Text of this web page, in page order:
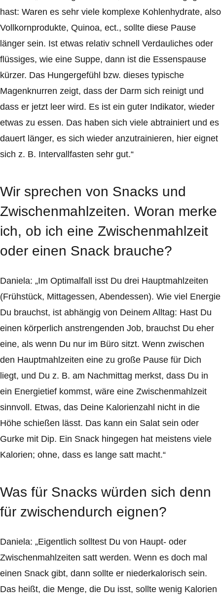
hast: Waren es sehr viele komplexe Kohlenhydrate, also
Vollkornprodukte, Quinoa, ect., sollte diese Pause
länger sein. Ist etwas relativ schnell Verdauliches oder
flüssiges, wie eine Suppe, dann ist die Essenspause
kürzer. Das Hungergefühl bzw. dieses typische
Magenknurren zeigt, dass der Darm sich reinigt und
dass er jetzt leer wird. Es ist ein guter Indikator, wieder
etwas zu essen. Das haben sich viele abtrainiert und es
dauert länger, es sich wieder anzutrainieren, hier eignet
sich z. B. Intervallfasten sehr gut.“
Wir sprechen von Snacks und
Zwischenmahlzeiten. Woran merke
ich, ob ich eine Zwischenmahlzeit
oder einen Snack brauche?
Daniela: „Im Optimalfall isst Du drei Hauptmahlzeiten
(Frühstück, Mittagessen, Abendessen). Wie viel Energie
Du brauchst, ist abhängig von Deinem Alltag: Hast Du
einen körperlich anstrengenden Job, brauchst Du eher
eine, als wenn Du nur im Büro sitzt. Wenn zwischen
den Hauptmahlzeiten eine zu große Pause für Dich
liegt, und Du z. B. am Nachmittag merkst, dass Du in
ein Energietief kommst, wäre eine Zwischenmahlzeit
sinnvoll. Etwas, das Deine Kalorienzahl nicht in die
Höhe schießen lässt. Das kann ein Salat sein oder
Gurke mit Dip. Ein Snack hingegen hat meistens viele
Kalorien; ohne, dass es lange satt macht.“
Was für Snacks würden sich denn
für zwischendurch eignen?
Daniela: „Eigentlich solltest Du von Haupt- oder
Zwischenmahlzeiten satt werden. Wenn es doch mal
einen Snack gibt, dann sollte er niederkalorisch sein.
Das heißt, die Menge, die Du isst, sollte wenig Kalorien